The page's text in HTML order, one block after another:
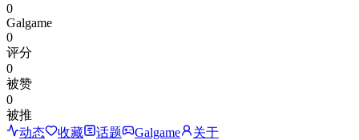
0
Galgame
0
评分
0
被赞
0
被推
动态
收藏 话题 Galgame 关于